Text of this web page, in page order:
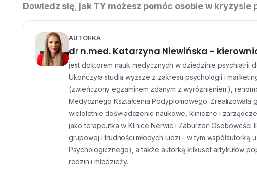
Dowiedz się, jak TY możesz pomóc osobie w kryzysie
AUTORKA
dr n.med. Katarzyna Niewińska -
jest doktorem nauk medycznych w dziedzinie psychiatrii
Ukończyła studia wyższe z zakresu psychologii i
(zwieńczony egzaminem zdanym z wyróżnieniem),
Medycznego Kształcenia Podyplomowego. Zrealizowała
wieloletnie doświadczenie naukowe, kliniczne i
jako terapeutka w Klinice Nerwic i Zaburzeń Osobowości
grupowej i trudności młodych ludzi - w tym współautorką
Psychologicznego), a także autorką kilkuset artykułów
rodzin i młodzieży.